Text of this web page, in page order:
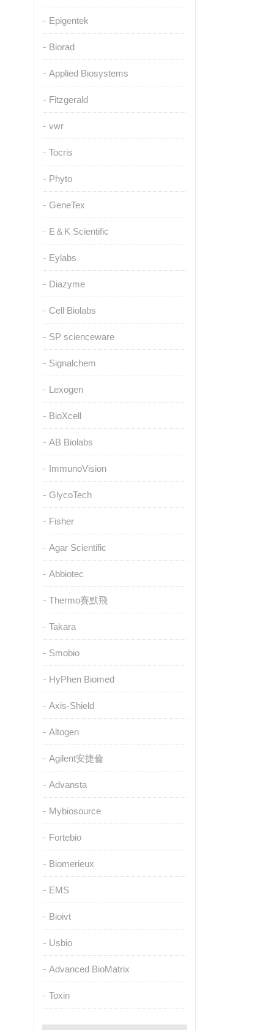
Epigentek
Biorad
Applied Biosystems
Fitzgerald
vwr
Tocris
Phyto
GeneTex
E＆K Scientific
Eylabs
Diazyme
Cell Biolabs
SP scienceware
Signalchem
Lexogen
BioXcell
AB Biolabs
ImmunoVision
GlycoTech
Fisher
Agar Scientific
Abbiotec
Thermo賽默飛
Takara
Smobio
HyPhen Biomed
Axis-Shield
Altogen
Agilent安捷倫
Advansta
Mybiosource
Fortebio
Biomerieux
EMS
Bioivt
Usbio
Advanced BioMatrix
Toxin